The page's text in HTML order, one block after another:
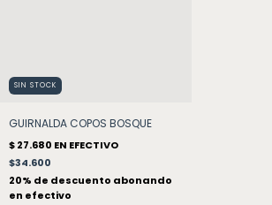
SIN STOCK
GUIRNALDA COPOS BOSQUE
$34.600